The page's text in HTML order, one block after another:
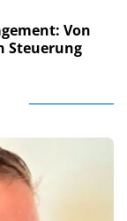
Von
Steuerung